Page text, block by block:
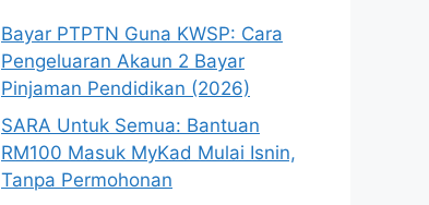
Bayar PTPTN Guna KWSP: Cara
Pengeluaran Akaun 2 Bayar
Pinjaman Pendidikan (2026)
SARA Untuk Semua: Bantuan
RM100 Masuk MyKad Mulai Isnin,
Tanpa Permohonan